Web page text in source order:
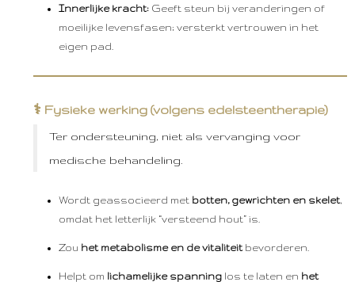
Innerlijke kracht: Geeft steun bij veranderingen of
moeilijke levensfasen; versterkt vertrouwen in het
eigen pad.
⚕️ Fysieke werking (volgens edelsteentherapie)
Ter ondersteuning, niet als vervanging voor
medische behandeling.
Wordt geassocieerd met botten, gewrichten en skelet,
omdat het letterlijk “versteend hout” is.
Zou het metabolisme en de vitaliteitbevorderen.
Helpt om lichamelijke spanning los te laten en het